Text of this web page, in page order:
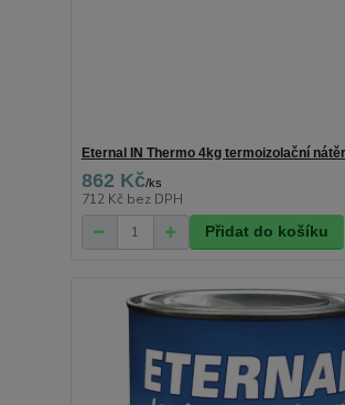
Eternal IN Thermo 4kg termoizolační nátěr
862 Kč/ks
712 Kč bez DPH
Přidat do košíku